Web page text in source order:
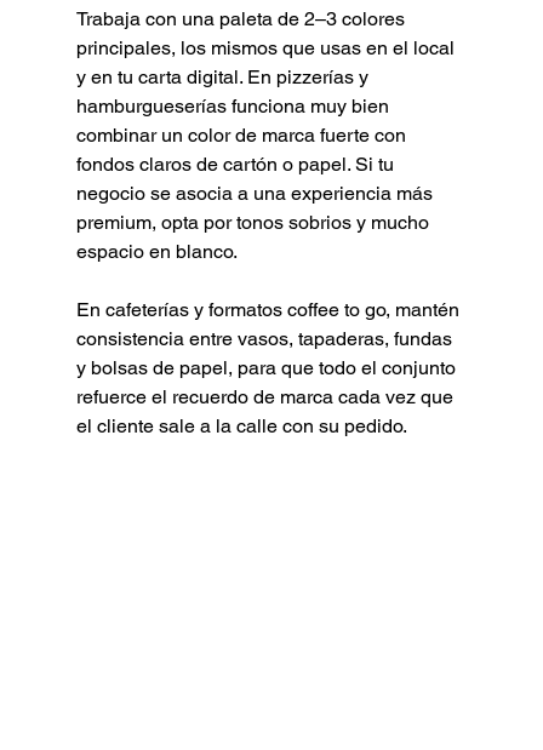
Trabaja con una paleta de 2–3 colores
principales, los mismos que usas en el local
y en tu carta digital. En pizzerías y
hamburgueserías funciona muy bien
combinar un color de marca fuerte con
fondos claros de cartón o papel. Si tu
negocio se asocia a una experiencia más
premium, opta por tonos sobrios y mucho
espacio en blanco.
En cafeterías y formatos coffee to go, mantén
consistencia entre vasos, tapaderas, fundas
y bolsas de papel, para que todo el conjunto
refuerce el recuerdo de marca cada vez que
el cliente sale a la calle con su pedido.